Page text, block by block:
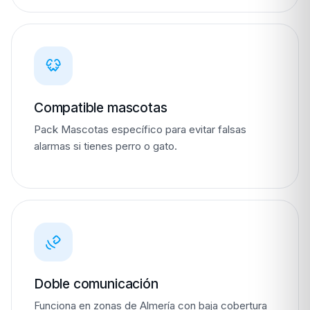
Compatible mascotas
Pack Mascotas específico para evitar falsas
alarmas si tienes perro o gato.
Doble comunicación
Funciona en zonas de Almería con baja cobertura